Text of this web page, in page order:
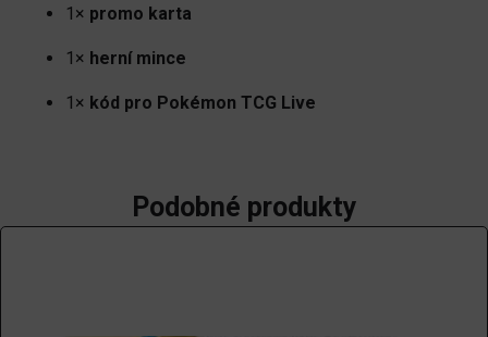
1× promo karta
1× herní mince
1× kód pro Pokémon TCG Live
Podobné produkty